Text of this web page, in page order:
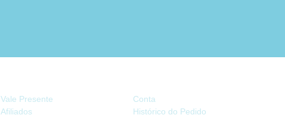
Vale Presente
Afiliados
Conta
Histórico do Pedido